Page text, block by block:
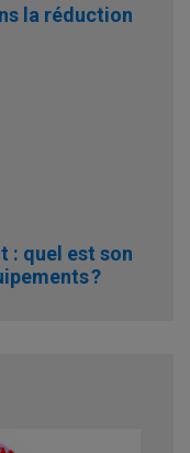
la réduction
: quel est son
?